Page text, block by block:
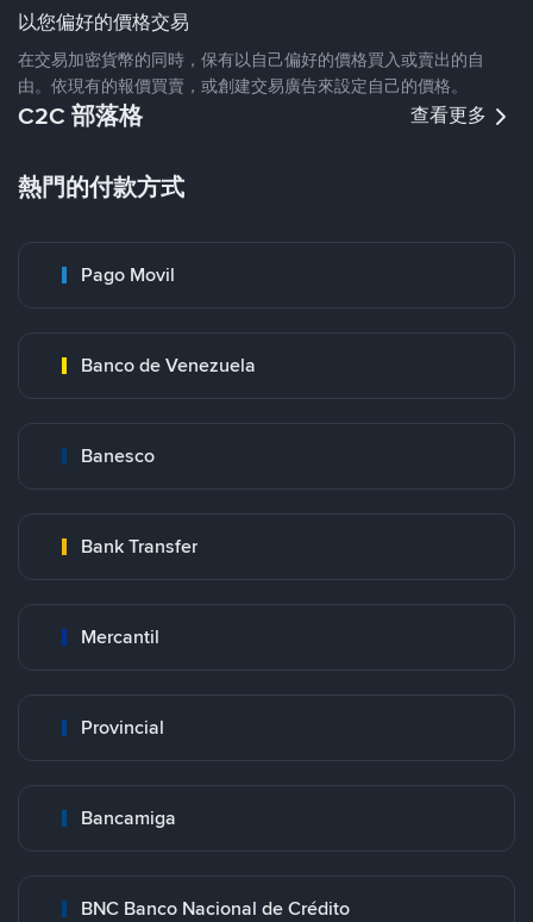
以您偏好的價格交易
在交易加密貨幣的同時，保有以自己偏好的價格買入或賣出的自
由。依現有的報價買賣，或創建交易廣告來設定自己的價格。
C2C 部落格 查看更多
熱門的付款方式
Pago Movil
Banco de Venezuela
Banesco
Bank Transfer
Mercantil
Provincial
Bancamiga
BNC Banco Nacional de Crédito